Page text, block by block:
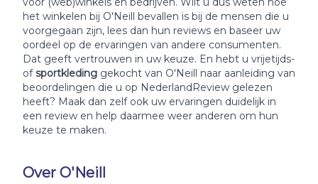
het winkelen bij O'Neill bevallen is bij de mensen die u
voorgegaan zijn, lees dan hun reviews en baseer uw
oordeel op de ervaringen van andere consumenten.
Dat geeft vertrouwen in uw keuze. En hebt u vrijetijds-
ofsportkleding gekocht van O'Neill naar aanleiding van
beoordelingen die u op NederlandReview gelezen
heeft? Maak dan zelf ook uw ervaringen duidelijk in
een review en help daarmee weer anderen om hun
keuze te maken.
Over O'Neill